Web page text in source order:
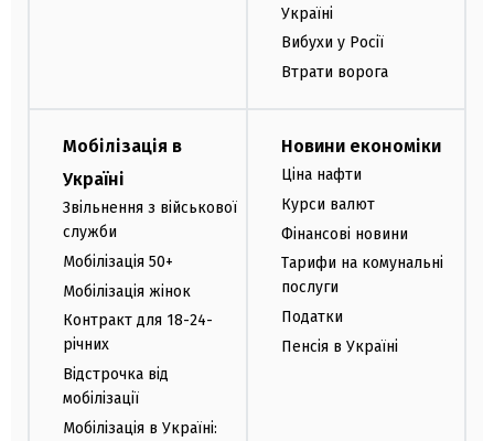
Україні
Вибухи у Росії
Втрати ворога
Мобілізація в
Україні
Звільнення з військової
служби
Мобілізація 50+
Мобілізація жінок
Контракт для 18-24-
річних
Відстрочка від
мобілізації
Мобілізація в Україні:
Новини економіки
Ціна нафти
Курси валют
Фінансові новини
Тарифи на комунальні
послуги
Податки
Пенсія в Україні